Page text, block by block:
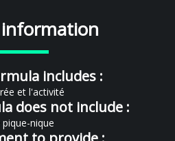
includes :
et l'activité
does not include :
pique-nique